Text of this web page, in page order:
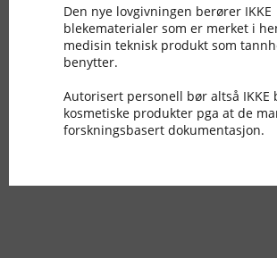
Den nye lovgivningen berører IKKE
blekematerialer som er merket i
medisin teknisk produkt som
benytter.
Autorisert personell bør altså IKKE
kosmetiske produkter pga at de
forskningsbasert dokumentasjon.